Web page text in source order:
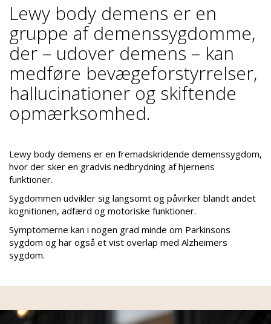
Lewy body demens er en
gruppe af demenssygdomme,
der – udover demens – kan
medføre bevægeforstyrrelser,
hallucinationer og skiftende
opmærksomhed.
Lewy body demens er en fremadskridende demenssygdom,
hvor der sker en gradvis nedbrydning af hjernens
funktioner.
Sygdommen udvikler sig langsomt og påvirker blandt andet
kognitionen, adfærd og motoriske funktioner.
Symptomerne kan i nogen grad minde om Parkinsons
sygdom og har også et vist overlap med Alzheimers
sygdom.